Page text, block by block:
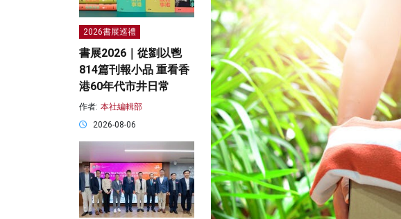
2026書展巡禮
書展2026｜從劉以鬯
814篇刊報小品 重看香
港60年代市井日常
作者: 本社編輯部
2026-08-06